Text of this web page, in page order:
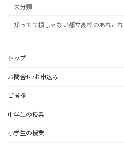
未分類
知ってて損じゃない都立高校のあれこれ
トップ
お問合せ/お申込み
ご挨拶
中学生の授業
小学生の授業